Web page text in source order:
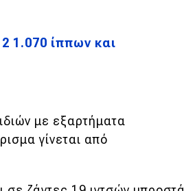
1.070 ίππων και
με εξαρτήματα
γίνεται από